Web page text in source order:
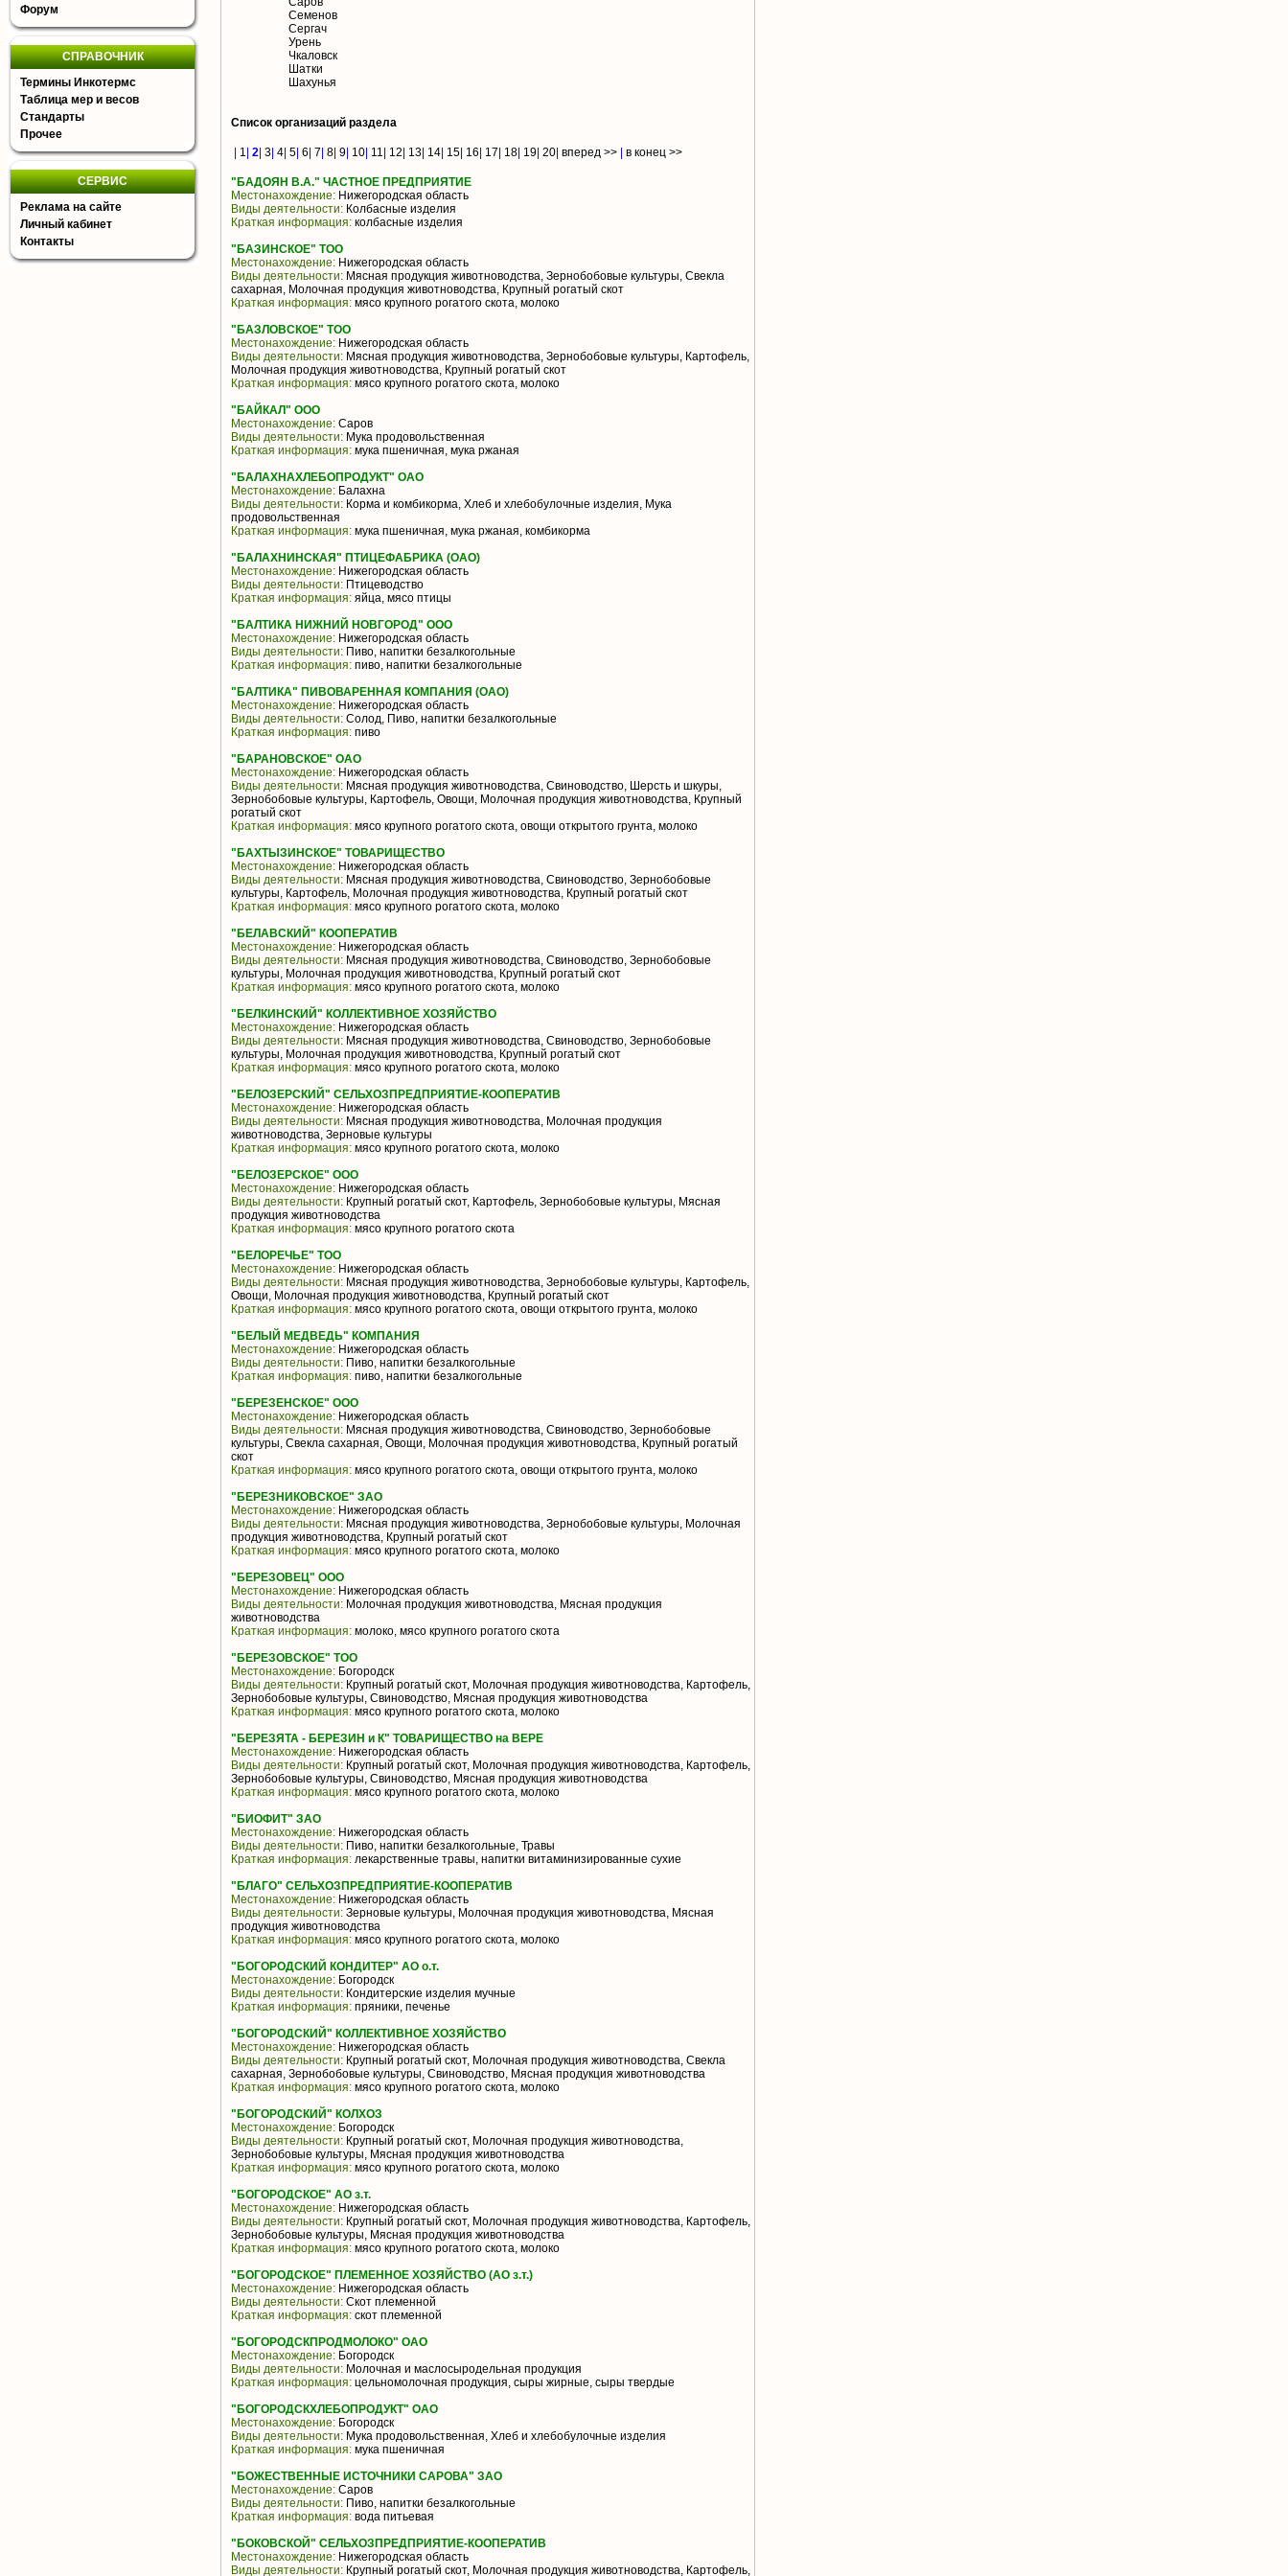
Форум
СПРАВОЧНИК
Термины Инкотермс
Таблица мер и весов
Стандарты
Прочее
СЕРВИС
Реклама на сайте
Личный кабинет
Контакты
Семенов
Сергач
Урень
Чкаловск
Шатки
Шахунья
Список организаций раздела
1 2 3 4 5 6 7 8 9 10 11 12 13 14 15 16 17 18 19 20 вперед >> в конец >>
"БАДОЯН В.А." ЧАСТНОЕ ПРЕДПРИЯТИЕ
Местонахождение: Нижегородская область
Виды деятельности: Колбасные изделия
Краткая информация: колбасные изделия
"БАЗИНСКОЕ" ТОО
Местонахождение: Нижегородская область
Виды деятельности: Мясная продукция животноводства, Зернобобовые культуры, Свекла
сахарная, Молочная продукция животноводства, Крупный рогатый скот
Краткая информация: мясо крупного рогатого скота, молоко
"БАЗЛОВСКОЕ" ТОО
Местонахождение: Нижегородская область
Виды деятельности: Мясная продукция животноводства, Зернобобовые культуры, Картофель,
Молочная продукция животноводства, Крупный рогатый скот
Краткая информация: мясо крупного рогатого скота, молоко
"БАЙКАЛ" ООО
Местонахождение: Саров
Виды деятельности: Мука продовольственная
Краткая информация: мука пшеничная, мука ржаная
"БАЛАХНАХЛЕБОПРОДУКТ" ОАО
Местонахождение: Балахна
Виды деятельности: Корма и комбикорма, Хлеб и хлебобулочные изделия, Мука
продовольственная
Краткая информация: мука пшеничная, мука ржаная, комбикорма
"БАЛАХНИНСКАЯ" ПТИЦЕФАБРИКА (ОАО)
Местонахождение: Нижегородская область
Виды деятельности: Птицеводство
Краткая информация: яйца, мясо птицы
"БАЛТИКА НИЖНИЙ НОВГОРОД" ООО
Местонахождение: Нижегородская область
Виды деятельности: Пиво, напитки безалкогольные
Краткая информация: пиво, напитки безалкогольные
"БАЛТИКА" ПИВОВАРЕННАЯ КОМПАНИЯ (ОАО)
Местонахождение: Нижегородская область
Виды деятельности: Солод, Пиво, напитки безалкогольные
Краткая информация: пиво
"БАРАНОВСКОЕ" ОАО
Местонахождение: Нижегородская область
Виды деятельности: Мясная продукция животноводства, Свиноводство, Шерсть и шкуры,
Зернобобовые культуры, Картофель, Овощи, Молочная продукция животноводства, Крупный
рогатый скот
Краткая информация: мясо крупного рогатого скота, овощи открытого грунта, молоко
"БАХТЫЗИНСКОЕ" ТОВАРИЩЕСТВО
Местонахождение: Нижегородская область
Виды деятельности: Мясная продукция животноводства, Свиноводство, Зернобобовые
культуры, Картофель, Молочная продукция животноводства, Крупный рогатый скот
Краткая информация: мясо крупного рогатого скота, молоко
"БЕЛАВСКИЙ" КООПЕРАТИВ
Местонахождение: Нижегородская область
Виды деятельности: Мясная продукция животноводства, Свиноводство, Зернобобовые
культуры, Молочная продукция животноводства, Крупный рогатый скот
Краткая информация: мясо крупного рогатого скота, молоко
"БЕЛКИНСКИЙ" КОЛЛЕКТИВНОЕ ХОЗЯЙСТВО
Местонахождение: Нижегородская область
Виды деятельности: Мясная продукция животноводства, Свиноводство, Зернобобовые
культуры, Молочная продукция животноводства, Крупный рогатый скот
Краткая информация: мясо крупного рогатого скота, молоко
"БЕЛОЗЕРСКИЙ" СЕЛЬХОЗПРЕДПРИЯТИЕ-КООПЕРАТИВ
Местонахождение: Нижегородская область
Виды деятельности: Мясная продукция животноводства, Молочная продукция
животноводства, Зерновые культуры
Краткая информация: мясо крупного рогатого скота, молоко
"БЕЛОЗЕРСКОЕ" ООО
Местонахождение: Нижегородская область
Виды деятельности: Крупный рогатый скот, Картофель, Зернобобовые культуры, Мясная
продукция животноводства
Краткая информация: мясо крупного рогатого скота
"БЕЛОРЕЧЬЕ" ТОО
Местонахождение: Нижегородская область
Виды деятельности: Мясная продукция животноводства, Зернобобовые культуры, Картофель,
Овощи, Молочная продукция животноводства, Крупный рогатый скот
Краткая информация: мясо крупного рогатого скота, овощи открытого грунта, молоко
"БЕЛЫЙ МЕДВЕДЬ" КОМПАНИЯ
Местонахождение: Нижегородская область
Виды деятельности: Пиво, напитки безалкогольные
Краткая информация: пиво, напитки безалкогольные
"БЕРЕЗЕНСКОЕ" ООО
Местонахождение: Нижегородская область
Виды деятельности: Мясная продукция животноводства, Свиноводство, Зернобобовые
культуры, Свекла сахарная, Овощи, Молочная продукция животноводства, Крупный рогатый
скот
Краткая информация: мясо крупного рогатого скота, овощи открытого грунта, молоко
"БЕРЕЗНИКОВСКОЕ" ЗАО
Местонахождение: Нижегородская область
Виды деятельности: Мясная продукция животноводства, Зернобобовые культуры, Молочная
продукция животноводства, Крупный рогатый скот
Краткая информация: мясо крупного рогатого скота, молоко
"БЕРЕЗОВЕЦ" ООО
Местонахождение: Нижегородская область
Виды деятельности: Молочная продукция животноводства, Мясная продукция
животноводства
Краткая информация: молоко, мясо крупного рогатого скота
"БЕРЕЗОВСКОЕ" ТОО
Местонахождение: Богородск
Виды деятельности: Крупный рогатый скот, Молочная продукция животноводства, Картофель,
Зернобобовые культуры, Свиноводство, Мясная продукция животноводства
Краткая информация: мясо крупного рогатого скота, молоко
"БЕРЕЗЯТА - БЕРЕЗИН и К" ТОВАРИЩЕСТВО на ВЕРЕ
Местонахождение: Нижегородская область
Виды деятельности: Крупный рогатый скот, Молочная продукция животноводства, Картофель,
Зернобобовые культуры, Свиноводство, Мясная продукция животноводства
Краткая информация: мясо крупного рогатого скота, молоко
"БИОФИТ" ЗАО
Местонахождение: Нижегородская область
Виды деятельности: Пиво, напитки безалкогольные, Травы
Краткая информация: лекарственные травы, напитки витаминизированные сухие
"БЛАГО" СЕЛЬХОЗПРЕДПРИЯТИЕ-КООПЕРАТИВ
Местонахождение: Нижегородская область
Виды деятельности: Зерновые культуры, Молочная продукция животноводства, Мясная
продукция животноводства
Краткая информация: мясо крупного рогатого скота, молоко
"БОГОРОДСКИЙ КОНДИТЕР" АО о.т.
Местонахождение: Богородск
Виды деятельности: Кондитерские изделия мучные
Краткая информация: пряники, печенье
"БОГОРОДСКИЙ" КОЛЛЕКТИВНОЕ ХОЗЯЙСТВО
Местонахождение: Нижегородская область
Виды деятельности: Крупный рогатый скот, Молочная продукция животноводства, Свекла
сахарная, Зернобобовые культуры, Свиноводство, Мясная продукция животноводства
Краткая информация: мясо крупного рогатого скота, молоко
"БОГОРОДСКИЙ" КОЛХОЗ
Местонахождение: Богородск
Виды деятельности: Крупный рогатый скот, Молочная продукция животноводства,
Зернобобовые культуры, Мясная продукция животноводства
Краткая информация: мясо крупного рогатого скота, молоко
"БОГОРОДСКОЕ" АО з.т.
Местонахождение: Нижегородская область
Виды деятельности: Крупный рогатый скот, Молочная продукция животноводства, Картофель,
Зернобобовые культуры, Мясная продукция животноводства
Краткая информация: мясо крупного рогатого скота, молоко
"БОГОРОДСКОЕ" ПЛЕМЕННОЕ ХОЗЯЙСТВО (АО з.т.)
Местонахождение: Нижегородская область
Виды деятельности: Скот племенной
Краткая информация: скот племенной
"БОГОРОДСКПРОДМОЛОКО" ОАО
Местонахождение: Богородск
Виды деятельности: Молочная и маслосыродельная продукция
Краткая информация: цельномолочная продукция, сыры жирные, сыры твердые
"БОГОРОДСКХЛЕБОПРОДУКТ" ОАО
Местонахождение: Богородск
Виды деятельности: Мука продовольственная, Хлеб и хлебобулочные изделия
Краткая информация: мука пшеничная
"БОЖЕСТВЕННЫЕ ИСТОЧНИКИ САРОВА" ЗАО
Местонахождение: Саров
Виды деятельности: Пиво, напитки безалкогольные
Краткая информация: вода питьевая
"БОКОВСКОЙ" СЕЛЬХОЗПРЕДПРИЯТИЕ-КООПЕРАТИВ
Местонахождение: Нижегородская область
Виды деятельности: Крупный рогатый скот, Молочная продукция животноводства, Картофель,